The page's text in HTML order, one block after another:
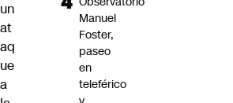
un
at
aq
ue
a
Manuel
Foster,
paseo
en
teleférico